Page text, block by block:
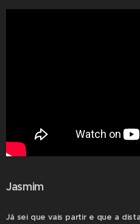
Jasmim
Já sei que vais partir e que a